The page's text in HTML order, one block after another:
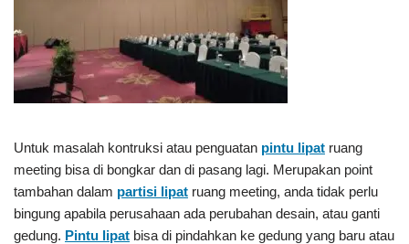
Untuk masalah kontruksi atau penguatan pintu lipat ruang
meeting bisa di bongkar dan di pasang lagi. Merupakan point
tambahan dalam partisi lipat ruang meeting, anda tidak perlu
bingung apabila perusahaan ada perubahan desain, atau ganti
gedung. Pintu lipat bisa di pindahkan ke gedung yang baru atau